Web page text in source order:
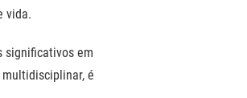
vida.
significativos em
é